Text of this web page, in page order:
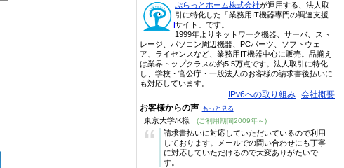
ぷらっとホーム株式会社が運用する、法人取
引に特化した「業務用IT機器専門の調達支援
サイト」です。
1999年よりネットワーク機器、サーバ、スト
レージ、パソコン周辺機器、PCパーツ、ソフトウェ
ア、ライセンスなど、業務用IT機器中心に販売。品揃え
は業界トップクラスの約5.5万点です。法人取引に特化
し、学校・官公庁・一般法人のお客様の請求書後払いに
も対応しています。
IPv6への取り組み 会社概要
お客様からの声 もっと見る
東京大学/K様 (ご利用期間2009年～)
“
請求書払いに対応していただいているので利用
しております。メールでの問い合わせにも丁寧
に対応していただけるので大変ありがたいで
す。